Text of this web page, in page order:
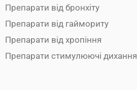
Препарати від бронхіту
Препарати від гаймориту
Препарати від хропіння
Препарати стимулюючі дихання